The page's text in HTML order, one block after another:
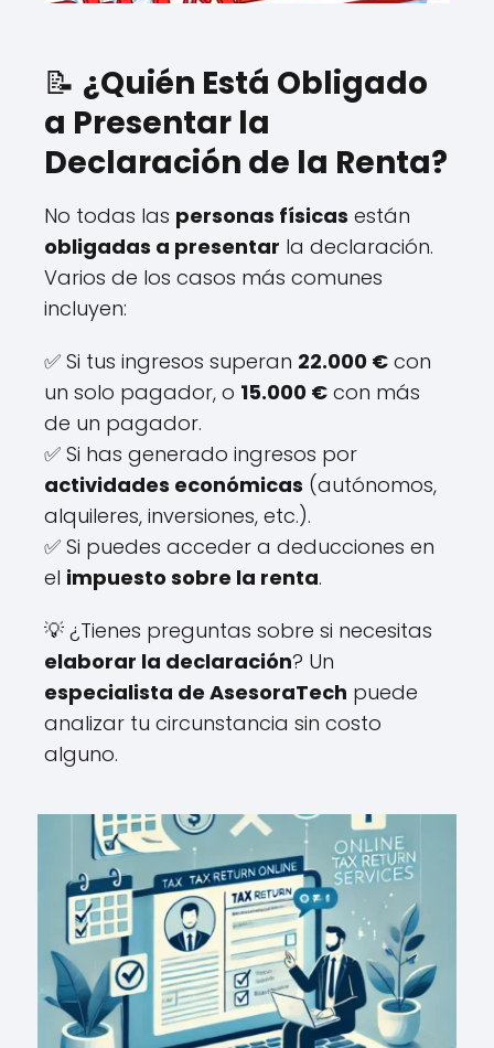
📝 ¿Quién Está Obligado
a Presentar la
Declaración de la Renta?
No todas las personas físicas están
obligadas a presentar la declaración.
Varios de los casos más comunes
incluyen:
✅ Si tus ingresos superan 22.000 € con
un solo pagador, o 15.000 € con más
de un pagador.
✅ Si has generado ingresos por
actividades económicas (autónomos,
alquileres, inversiones, etc.).
✅ Si puedes acceder a deducciones en
el impuesto sobre la renta.
💡 ¿Tienes preguntas sobre si necesitas
elaborar la declaración? Un
especialista de AsesoraTech puede
analizar tu circunstancia sin costo
alguno.